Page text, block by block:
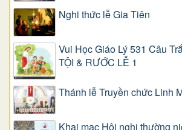
Nghi thức lễ Gia Tiên
Vui Học Giáo Lý 531 Câu
TỘI & RƯỚC LỄ 1
Thánh lễ Truyền chức Linh
Khai mạc Hội nghị thường